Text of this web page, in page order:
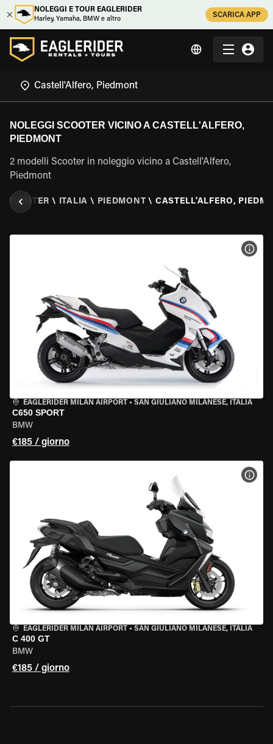
NOLEGGI E TOUR EAGLERIDER
Harley, Yamaha, BMW e altro
SCARICA APP
NOLEGGI SCOOTER VICINO A CASTELL'ALFERO,
PIEDMONT
2 modelli Scooter in noleggio vicino a Castell'Alfero,
Piedmont
SCOOTER \ ITALIA \ PIEDMONT \ CASTELL'ALFERO,
EAGLERIDER MILAN AIRPORT • SAN GIULIANO MILANESE, ITALIA
C650 SPORT
BMW
€185 / giorno
EAGLERIDER MILAN AIRPORT • SAN GIULIANO MILANESE, ITALIA
C 400 GT
BMW
€185 / giorno